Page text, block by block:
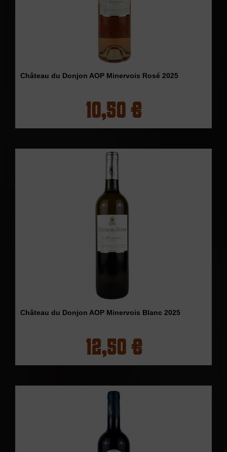
Château du Donjon AOP Minervois Rosé 2025
10,50 €
Château du Donjon AOP Minervois Blanc 2025
12,50 €